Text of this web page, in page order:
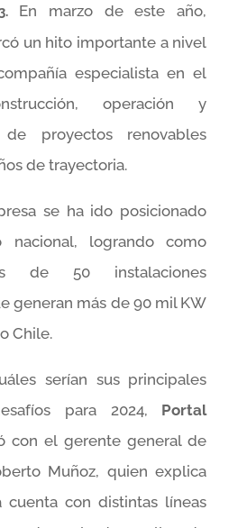
En marzo de este año,
un hito importante a nivel
especialista en el
operación y
de proyectos renovables
de trayectoria.
se ha ido posicionado
logrando como
de 50 instalaciones
generan más de 90 mil KW
Chile.
serían sus principales
para 2024,
Portal
con el gerente general de
Muñoz, quien explica
cuenta con distintas líneas